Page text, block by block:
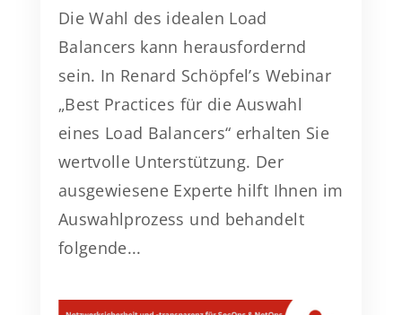
Die Wahl des idealen Load
Balancers kann herausfordernd
sein. In Renard Schöpfel’s Webinar
„Best Practices für die Auswahl
eines Load Balancers“ erhalten Sie
wertvolle Unterstützung. Der
ausgewiesene Experte hilft Ihnen im
Auswahlprozess und behandelt
folgende...